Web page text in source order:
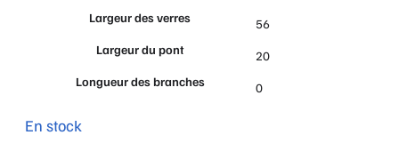
Largeur des verres
56
Largeur du pont
20
Longueur des branches
0
En stock